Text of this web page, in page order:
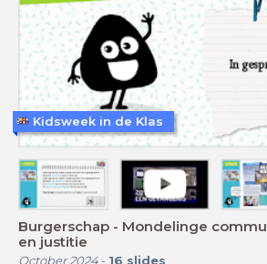
Burgerschap - Mondelinge
en justitie
October 2024- 16 slides
Kidsweek in de Klas